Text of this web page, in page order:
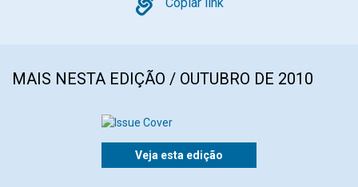
Copy
Copiar link
MAIS NESTA EDIÇÃO / OUTUBRO DE 2010
Veja esta edição